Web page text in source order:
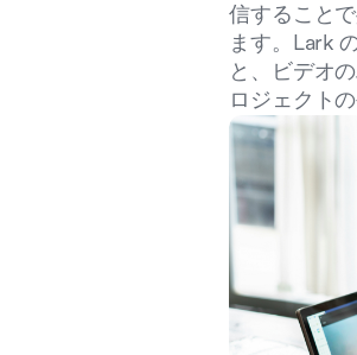
信すること
ます。Lark
と、ビデオ
ロジェクト